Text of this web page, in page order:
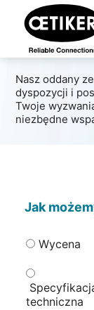
Nasz oddany
dyspozycji i
Twoje
niezbędne
Jak
Wycena
techniczna